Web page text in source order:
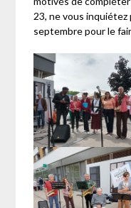
23, ne vous inquiétez
septembre pour le